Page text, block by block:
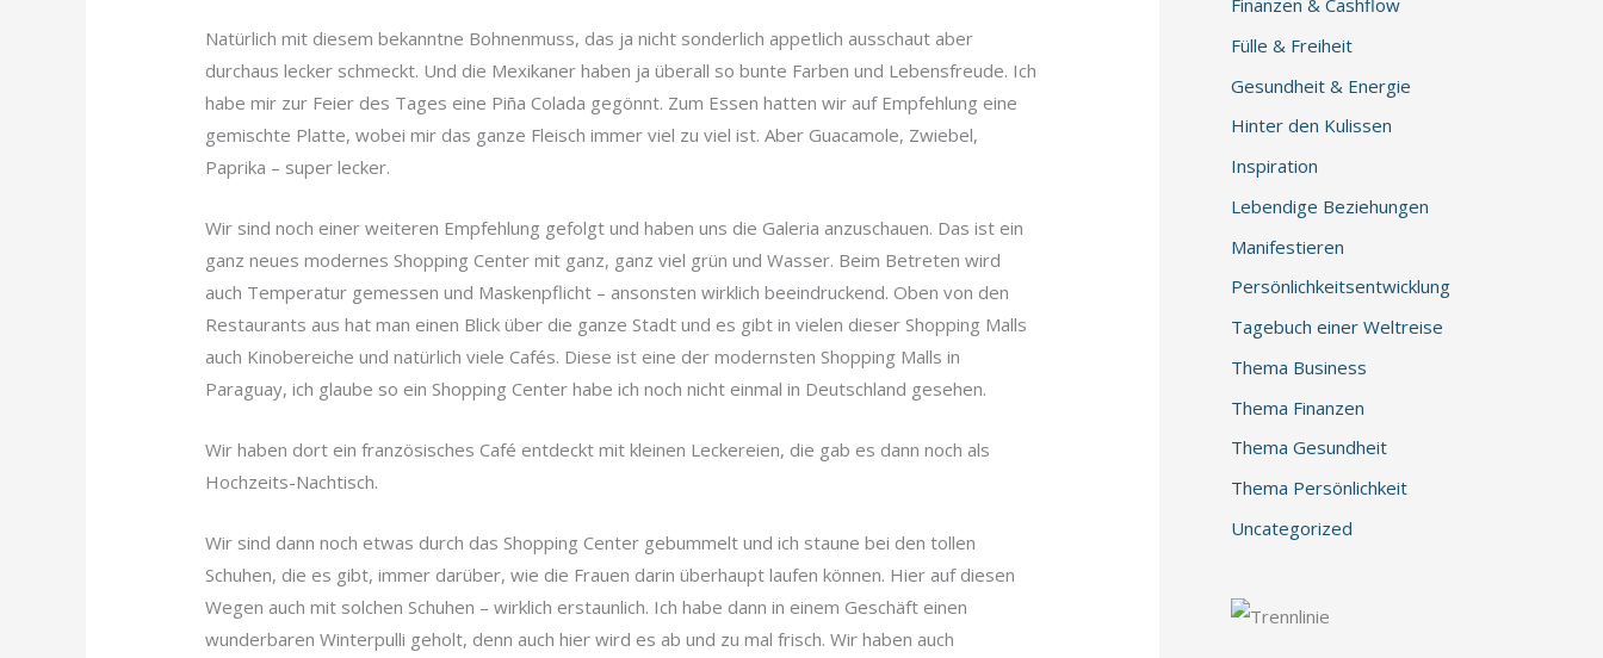
Natürlich mit diesem bekanntne Bohnenmuss, das ja nicht sonderlich appetlich ausschaut aber
durchaus lecker schmeckt. Und die Mexikaner haben ja überall so bunte Farben und Lebensfreude. Ich
habe mir zur Feier des Tages eine Piña Colada gegönnt. Zum Essen hatten wir auf Empfehlung eine
gemischte Platte, wobei mir das ganze Fleisch immer viel zu viel ist. Aber Guacamole, Zwiebel,
Paprika – super lecker.
Wir sind noch einer weiteren Empfehlung gefolgt und haben uns die Galeria anzuschauen. Das ist ein
ganz neues modernes Shopping Center mit ganz, ganz viel grün und Wasser. Beim Betreten wird
auch Temperatur gemessen und Maskenpflicht – ansonsten wirklich beeindruckend. Oben von den
Restaurants aus hat man einen Blick über die ganze Stadt und es gibt in vielen dieser Shopping Malls
auch Kinobereiche und natürlich viele Cafés. Diese ist eine der modernsten Shopping Malls in
Paraguay, ich glaube so ein Shopping Center habe ich noch nicht einmal in Deutschland gesehen.
Wir haben dort ein französisches Café entdeckt mit kleinen Leckereien, die gab es dann noch als
Hochzeits-Nachtisch.
Wir sind dann noch etwas durch das Shopping Center gebummelt und ich staune bei den tollen
Schuhen, die es gibt, immer darüber, wie die Frauen darin überhaupt laufen können. Hier auf diesen
Wegen auch mit solchen Schuhen – wirklich erstaunlich. Ich habe dann in einem Geschäft einen
wunderbaren Winterpulli geholt, denn auch hier wird es ab und zu mal frisch. Wir haben auch
Finanzen & Cashflow
Fülle & Freiheit
Gesundheit & Energie
Hinter den Kulissen
Inspiration
Lebendige Beziehungen
Manifestieren
Persönlichkeitsentwicklung
Tagebuch einer Weltreise
Thema Business
Thema Finanzen
Thema Gesundheit
Thema Persönlichkeit
Uncategorized